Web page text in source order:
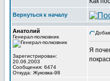
Вернуться к началу
Анатолий
Генерал-полковник
Зарегистрирован:
20.06.2003
Сообщения: 6474
Откуда: Жуковка-98
Я